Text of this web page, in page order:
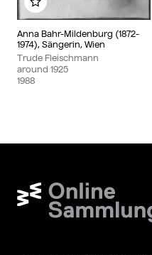
Anna Bahr-Mildenburg (1872-
1974), Sängerin, Wien
Trude Fleischmann
around 1925
1988
Add to my album
Wien Museum Online